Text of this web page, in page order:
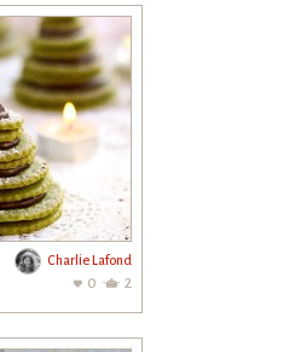
Charlie Lafond
0 2